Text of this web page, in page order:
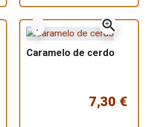
zoom_in
Caramelo de cerdo
7,30 €